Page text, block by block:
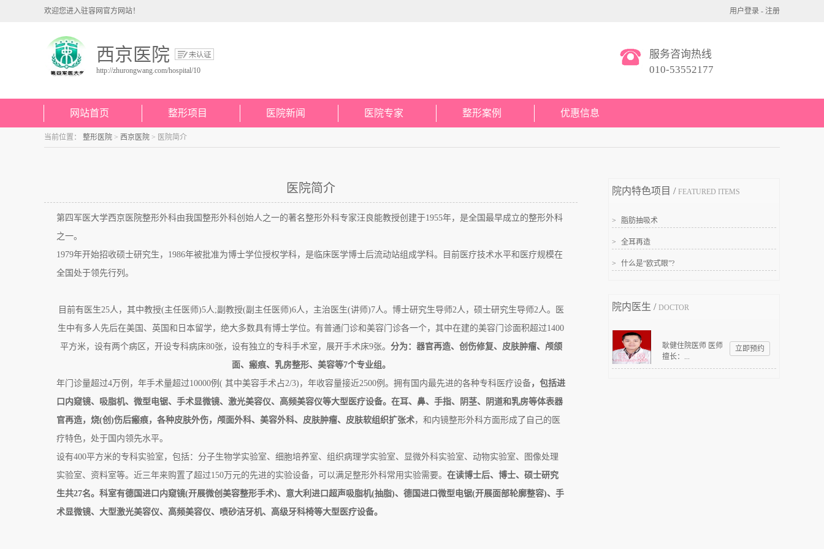
欢迎您进入驻容网官方网站！ 用户登录 - 注册
西京医院
http://zhurongwang.com/hospital/10
服务咨询热线
010-53552177
网站首页 整形项目 医院新闻 医院专家 整形案例 优惠信息
当前位置： 整形医院 > 西京医院 > 医院简介
医院简介
第四军医大学西京医院整形外科由我国整形外科创始人之一的著名整形外科专家汪良能教授创建于1955年，是全国最早成立的整形外科
之一。
1979年开始招收硕士研究生，1986年被批准为博士学位授权学科，是临床医学博士后流动站组成学科。目前医疗技术水平和医疗规模在
全国处于领先行列。
目前有医生25人，其中教授(主任医师)5人;副教授(副主任医师)6人，主治医生(讲师)7人。博士研究生导师2人，硕士研究生导师2人。医
生中有多人先后在美国、英国和日本留学，绝大多数具有博士学位。有普通门诊和美容门诊各一个，其中在建的美容门诊面积超过1400
平方米，设有两个病区，开设专科病床80张，设有独立的专科手术室，展开手术床9张。 分为：器官再造、创伤修复、皮肤肿瘤、颅颌
面、瘢痕、乳房整形、美容等7个专业组。
年门诊量超过4万例，年手术量超过10000例( 其中美容手术占2/3)，年收容量接近2500例。拥有国内最先进的各种专科医疗设备，包括进
口内窥镜、吸脂机、微型电锯、手术显微镜、激光美容仪、高频美容仪等大型医疗设备。在耳、鼻、手指、阴茎、阴道和乳房等体表器
官再造，烧(创)伤后瘢痕，各种皮肤外伤，颅面外科、美容外科、皮肤肿瘤、皮肤软组织扩张术，和内镜整形外科方面形成了自己的医
疗特色，处于国内领先水平。
设有400平方米的专科实验室，包括：分子生物学实验室、细胞培养室、组织病理学实验室、显微外科实验室、动物实验室、图像处理
实验室、资料室等。近三年来购置了超过150万元的先进的实验设备，可以满足整形外科常用实验需要。 在读博士后、博士、硕士研究
生共27名。科室有德国进口内窥镜(开展微创美容整形手术)、意大利进口超声吸脂机(抽脂)、德国进口微型电锯(开展面部轮廓整容)、手
术显微镜、大型激光美容仪、高频美容仪、喷砂洁牙机、高级牙科椅等大型医疗设备。
院内特色项目 / FEATURED ITEMS
> 脂肪抽吸术
> 全耳再造
> 什么是“欧式眼”?
院内医生 / DOCTOR
耿健住院医师 医师
擅长：...
立即预约